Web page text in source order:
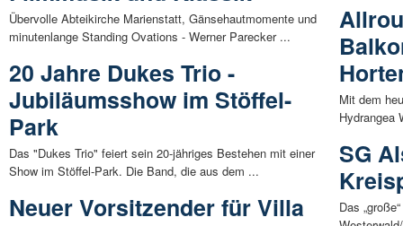
Übervolle Abteikirche Marienstatt, Gänsehautmomente und
minutenlange Standing Ovations - Werner Parecker ...
20 Jahre Dukes Trio -
Jubiläumsshow im Stöffel-
Park
Das "Dukes Trio" feiert sein 20-jähriges Bestehen mit einer
Show im Stöffel-Park. Die Band, die aus dem ...
Neuer Vorsitzender für Villa
Mit dem
Hydrangea
SG
Das